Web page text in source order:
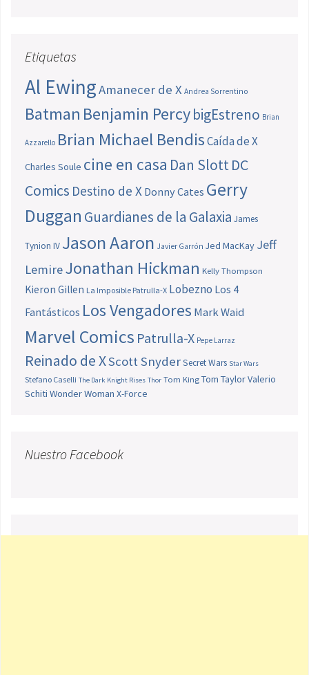
Etiquetas
Al EwingAmanecer de X Andrea Sorrentino
Batman Benjamin PercybigEstreno Brian
Azzarello Brian Michael BendisCaída de X
Charles Soule cine en casa Dan SlottDC
Comics Destino de X Donny Cates Gerry
Duggan Guardianes de la Galaxia James
Tynion IV Jason Aaron Javier Garrón Jed MacKay Jeff
LemireJonathan Hickman Kelly Thompson
Kieron Gillen La Imposible Patrulla-X Lobezno Los 4
Fantásticos Los Vengadores Mark Waid
Marvel Comics Patrulla-X Pepe Larraz
Reinado de XScott SnyderSecret Wars Star Wars
Stefano Caselli The Dark Knight Rises Thor Tom King Tom TaylorValerio
Schiti Wonder Woman X-Force
Nuestro Facebook